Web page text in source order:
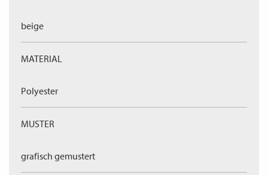
beige
MATERIAL
Polyester
MUSTER
grafisch gemustert